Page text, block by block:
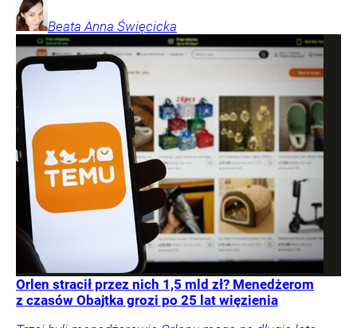
Beata Anna Święcicka
Orlen stracił przez nich 1,5 mld zł? Menedżerom
z czasów Obajtka grozi po 25 lat więzienia